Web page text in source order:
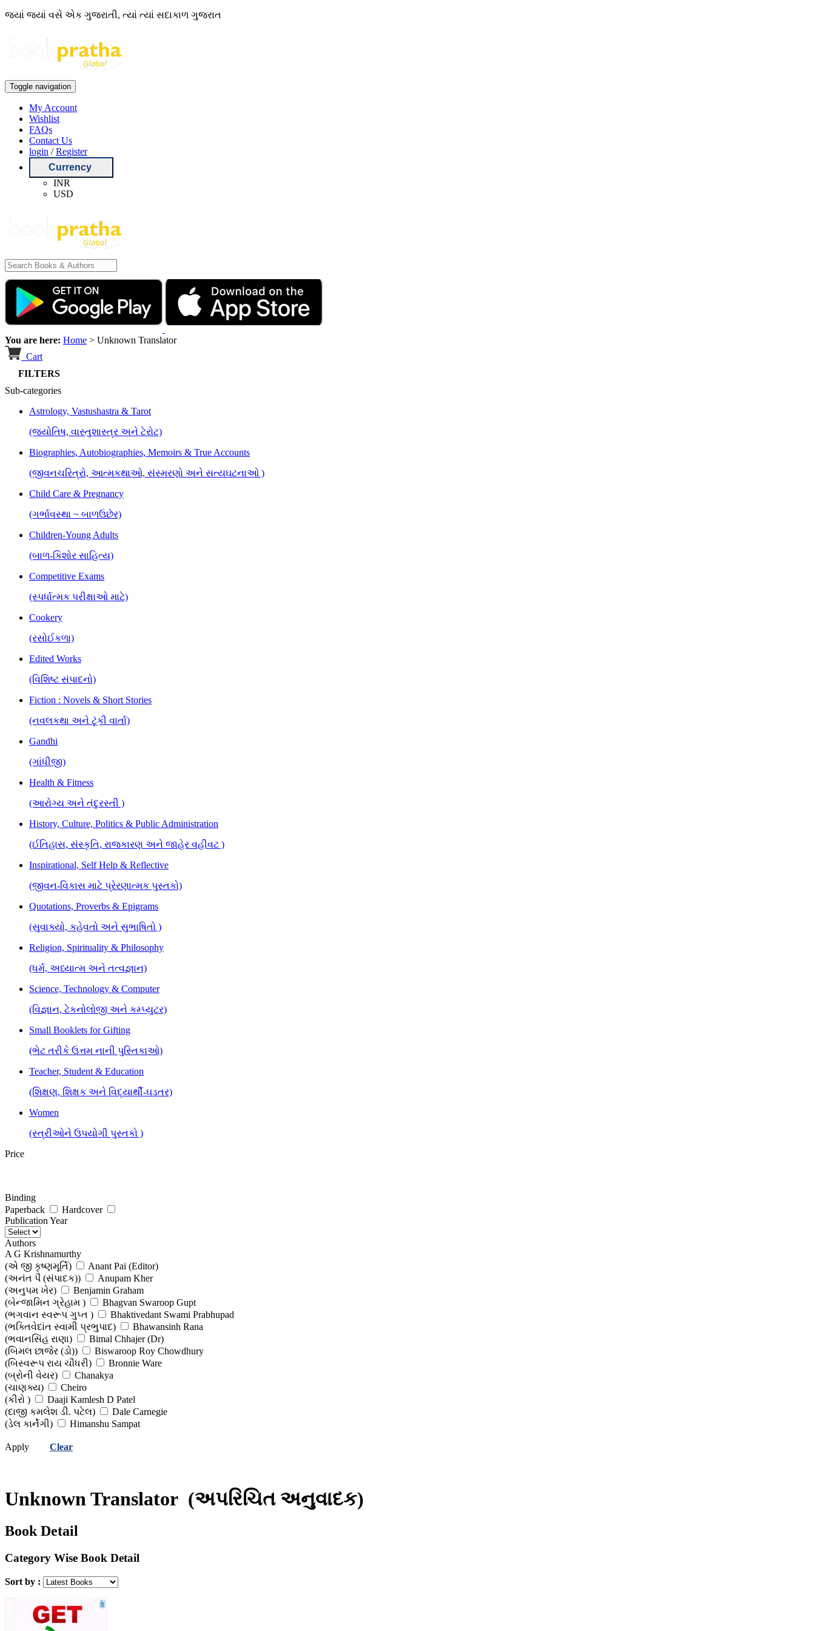
જ્યાં જ્યાં વસે એક ગુજરાતી, ત્યાં ત્યાં સદાકાળ ગુજરાત
Toggle navigation
My Account
Wishlist
FAQs
Contact Us
login /Register
Currency
INR
USD
You are here: Home > Unknown Translator
Cart
FILTERS
Sub-categories
Astrology, Vastushastra & Tarot
(જ્યોતિષ, વાસ્તુશાસ્ત્ર અને ટેરોટ)
Biographies, Autobiographies, Memoirs & True Accounts
(જીવનચરિત્રો, આત્મકથાઓ, સંસ્મરણો અને સત્યઘટનાઓ )
Child Care & Pregnancy
(ગર્ભાવસ્થા ~ બાળઉછેર)
Children-Young Adults
(બાળ-કિશોર સાહિત્ય)
Competitive Exams
(સ્પર્ધાત્મક પરીક્ષાઓ માટે)
Cookery
(રસોઈકળા)
Edited Works
(વિશિષ્ટ સંપાદનો)
Fiction : Novels & Short Stories
(નવલકથા અને ટૂંકી વાર્તા)
Gandhi
(ગાંધીજી)
Health & Fitness
(આરોગ્ય અને તંદુરસ્તી )
History, Culture, Politics & Public Administration
(ઈતિહાસ, સંસ્કૃતિ, રાજકારણ અને જાહેર વહીવટ )
Inspirational, Self Help & Reflective
(જીવન-વિકાસ માટે પ્રેરણાત્મક પુસ્તકો)
Quotations, Proverbs & Epigrams
(સુવાક્યો, કહેવતો અને સુભાષિતો )
Religion, Spirituality & Philosophy
(ધર્મ, અધ્યાત્મ અને તત્વજ્ઞાન)
Science, Technology & Computer
(વિજ્ઞાન, ટેકનોલોજી અને કમ્પ્યુટર)
Small Booklets for Gifting
(ભેટ તરીકે ઉત્તમ નાની પુસ્તિકાઓ)
Teacher, Student & Education
(શિક્ષણ, શિક્ષક અને વિદ્યાર્થી-ઘડતર)
Women
(સ્ત્રીઓને ઉપયોગી પુસ્તકો )
Price
Binding
Paperback
Hardcover
Publication Year
Authors
A G Krishnamurthy
(એ જી કૃષ્ણમૂર્તિ)
Anant Pai (Editor)
(અનંત પૈ (સંપાદક))
Anupam Kher
(અનુપમ ખેર)
Benjamin Graham
(બેન્જામિન ગ્રેહામ )
Bhagvan Swaroop Gupt
(ભગવાન સ્વરૂપ ગુપ્ત )
Bhaktivedant Swami Prabhupad
(ભક્તિવેદાંત સ્વામી પ્રભુપાદ)
Bhawansinh Rana
(ભવાનસિંહ રાણા)
Bimal Chhajer (Dr)
(બિમલ છાજેર (ડો))
Biswaroop Roy Chowdhury
(બિસ્વરૂપ રાય ચૌધરી)
Bronnie Ware
(બ્રોની વેયર)
Chanakya
(ચાણક્ય)
Cheiro
(કીરો )
Daaji Kamlesh D Patel
(દાજી કમલેશ ડી. પટેલ)
Dale Carnegie
(ડેલ કાર્નેગી)
Himanshu Sampat
(હિમાંશુ શેખર)
(લલિતા શર્મા)
Lalkrishna Advani
(લાલકૃષ્ણ આડવાણી)
Mahesh Kapadia
(મોર્ગન હાઉઝેલ)
(નિત્યાનંદ ચરણ દાસ)
Osho
(પરમહંસ યોગાનંદ)
Paulo Coelho
(પ્રદીપ કુમાર)
Prakash Biyani
(પ્રકાશ બિયાની)
Apply Clear
Unknown Translator (અપરિચિત અનુવાદક)
Book Detail
Category Wise Book Detail
Sort by :